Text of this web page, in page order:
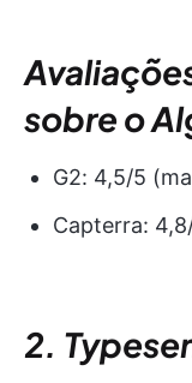
sobre o
G2: 4,5/5
Capterra:
2.